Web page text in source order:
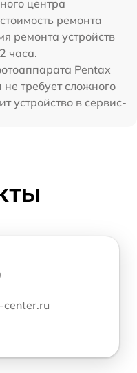
центра
ремонта
ремонта устройств
часа.
Pentax
требует сложного
устройство в сервис-